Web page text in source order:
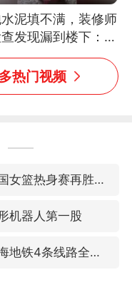
泥填不满，装修师
发现漏到楼下：出
延伸到外墙
热门视频
中国女篮热身赛再胜尼日利亚女篮
机器人第一股
上海地铁4条线路全线停运